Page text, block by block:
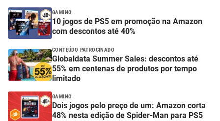
GAMING
10 jogos de PS5 em promoção na Amazon
com descontos até 40%
CONTEÚDO PATROCINADO
Globaldata Summer Sales: descontos até
55% em centenas de produtos por tempo
limitado
GAMING
Dois jogos pelo preço de um: Amazon corta
48% nesta edição de Spider-Man para PS5